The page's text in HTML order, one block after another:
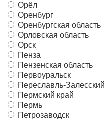
Орёл
Оренбург
Оренбургская область
Орловская область
Орск
Пенза
Пензенская область
Первоуральск
Переславль-Залесский
Пермский край
Пермь
Петрозаводск